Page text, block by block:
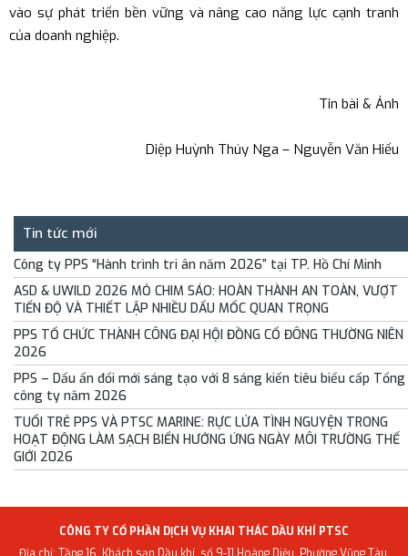
vào sự phát triển bền vững và nâng cao năng lực cạnh tranh
của doanh nghiệp.
Tin bài & Ảnh
Diệp Huỳnh Thúy Nga – Nguyễn Văn Hiếu
Tin tức mới
Công ty PPS “Hành trình tri ân năm 2026” tại TP. Hồ Chí Minh
ASD & UWILD 2026 MỎ CHIM SÁO: HOÀN THÀNH AN TOÀN, VƯỢT
TIẾN ĐỘ VÀ THIẾT LẬP NHIỀU DẤU MỐC QUAN TRỌNG
PPS TỔ CHỨC THÀNH CÔNG ĐẠI HỘI ĐỒNG CỔ ĐÔNG THƯỜNG NIÊN
2026
PPS – Dấu ấn đổi mới sáng tạo với 8 sáng kiến tiêu biểu cấp Tổng
công ty năm 2026
TUỔI TRẺ PPS VÀ PTSC MARINE: RỰC LỬA TÌNH NGUYỆN TRONG
HOẠT ĐỘNG LÀM SẠCH BIỂN HƯỞNG ỨNG NGÀY MÔI TRƯỜNG THẾ
GIỚI 2026
CÔNG TY CỔ PHẦN DỊCH VỤ KHAI THÁC DẦU KHÍ PTSC
Địa chỉ: Tầng 16, Khách sạn Dầu khí, số 9-11 Hoàng Diệu, Phường Vũng Tàu,